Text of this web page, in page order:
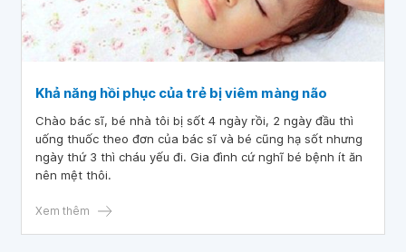
Khả năng hồi phục của trẻ bị viêm màng não
Chào bác sĩ, bé nhà tôi bị sốt 4 ngày rồi, 2 ngày đầu thì
uống thuốc theo đơn của bác sĩ và bé cũng hạ sốt nhưng
ngày thứ 3 thì cháu yếu đi. Gia đình cứ nghĩ bé bệnh ít ăn
nên mệt thôi.
Xem thêm